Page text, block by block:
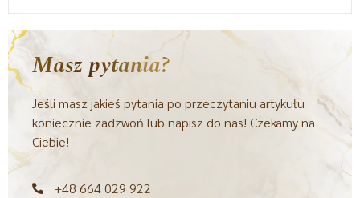
Masz pytania?
Jeśli masz jakieś pytania po przeczytaniu artykułu
koniecznie zadzwoń lub napisz do nas! Czekamy na
Ciebie!
+48 664 029 922